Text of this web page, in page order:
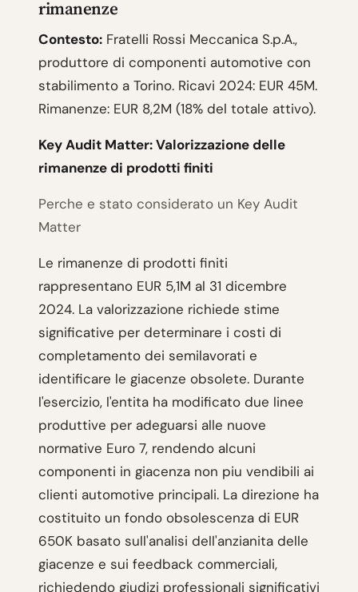
rimanenze
Contesto: Fratelli Rossi Meccanica S.p.A.,
produttore di componenti automotive con
stabilimento a Torino. Ricavi 2024: EUR 45M.
Rimanenze: EUR 8,2M (18% del totale attivo).
Key Audit Matter: Valorizzazione delle
rimanenze di prodotti finiti
Perche e stato considerato un Key Audit
Matter
Le rimanenze di prodotti finiti
rappresentano EUR 5,1M al 31 dicembre
2024. La valorizzazione richiede stime
significative per determinare i costi di
completamento dei semilavorati e
identificare le giacenze obsolete. Durante
l'esercizio, l'entita ha modificato due linee
produttive per adeguarsi alle nuove
normative Euro 7, rendendo alcuni
componenti in giacenza non piu vendibili ai
clienti automotive principali. La direzione ha
costituito un fondo obsolescenza di EUR
650K basato sull'analisi dell'anzianita delle
giacenze e sui feedback commerciali,
richiedendo giudizi professionali significativi